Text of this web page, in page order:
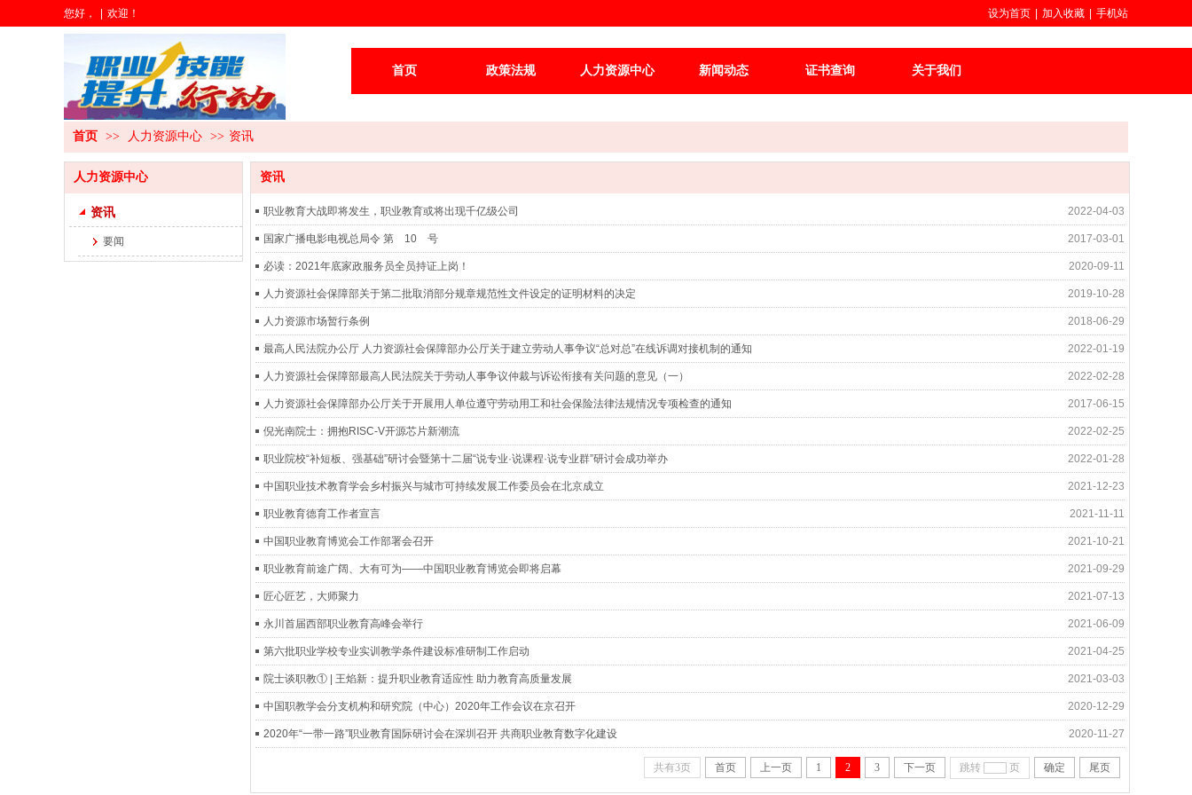
首页 政策法规 人力资源中心 新闻动态 证书查询 关于我们
您好， 欢迎！ 设为首页 加入收藏 手机站
首页 >> 人力资源中心 >> 资讯
人力资源中心
资讯
要闻
资讯
职业教育大战即将发生，职业教育或将出现千亿级公司 2022-04-03
国家广播电影电视总局令 第 10 号 2017-03-01
必读：2021年底家政服务员全员持证上岗！ 2020-09-11
人力资源社会保障部关于第二批取消部分规章规范性文件设定的证明材料的决定 2019-10-28
人力资源市场暂行条例 2018-06-29
最高人民法院办公厅 人力资源社会保障部办公厅关于建立劳动人事争议“总对总”在线诉调对接机制的通知 2022-01-19
人力资源社会保障部最高人民法院关于劳动人事争议仲裁与诉讼衔接有关问题的意见（一） 2022-02-28
人力资源社会保障部办公厅关于开展用人单位遵守劳动用工和社会保险法律法规情况专项检查的通知 2017-06-15
倪光南院士：拥抱RISC-V开源芯片新潮流 2022-02-25
职业院校“补短板、强基础”研讨会暨第十二届“说专业·说课程·说专业群”研讨会成功举办 2022-01-28
中国职业技术教育学会乡村振兴与城市可持续发展工作委员会在北京成立 2021-12-23
职业教育德育工作者宣言 2021-11-11
中国职业教育博览会工作部署会召开 2021-10-21
职业教育前途广阔、大有可为——中国职业教育博览会即将启幕 2021-09-29
匠心匠艺，大师聚力 2021-07-13
永川首届西部职业教育高峰会举行 2021-06-09
第六批职业学校专业实训教学条件建设标准研制工作启动 2021-04-25
院士谈职教① | 王焰新：提升职业教育适应性 助力教育高质量发展 2021-03-03
中国职教学会分支机构和研究院（中心）2020年工作会议在京召开 2020-12-29
2020年“一带一路”职业教育国际研讨会在深圳召开 共商职业教育数字化建设 2020-11-27
共有3页 首页 上一页 1 2 3 下一页 跳转 页 确定 尾页